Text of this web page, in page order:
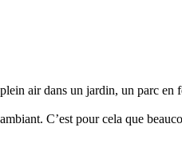
air dans un jardin, un parc
C’est pour cela que